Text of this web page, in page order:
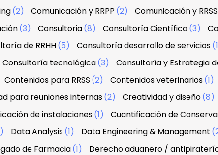
(2) Comunicación y RRPP (2) Comunicación y RRSS
(3) Consultoria(8) Consultoría Científica(3)
de RRHH(5) Consultoría desarrollo de servicios
Consultoría tecnológica(3) Consultoría y Estrategia
Contenidos para RRSS (2) Contenidos veterinarios(1)
para reuniones internas(2) Creatividad y diseño(8)
de instalaciones(1) Cuantificación de
Data Analysis(1) Data Engineering & Management
de Farmacia(1) Derecho aduanero /